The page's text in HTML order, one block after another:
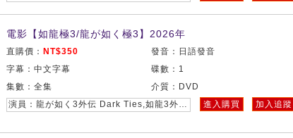
電影【如龍極3/龍が如く極3】2026年
直購價： NT$350
發音：日語發音
字幕：中文字幕
碟數：1
集數：全集
介質：DVD
演員：龍が如く3外伝 Dark Ties,如龍3外傳 Dark Ties,本宮泰風,山口祥行,中谷一博,松田賢二
進入購買 加入追蹤